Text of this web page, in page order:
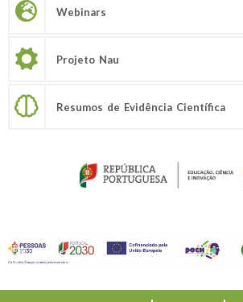
Webinars
Projeto Nau
Resumos de Evidência Científica